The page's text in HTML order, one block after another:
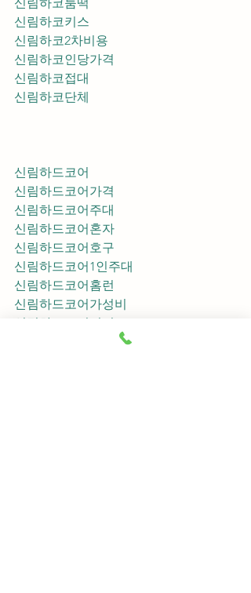
신림하코키스
신림하코2차비용
신림하코인당가격
신림하코접대
신림하코단체
신림하드코어
신림하드코어가격
신림하드코어주대
신림하드코어혼자
신림하드코어호구
신림하드코어1인주대
신림하드코어홈런
신림하드코어가성비
신림하드코어지명
신림하드코어차이사